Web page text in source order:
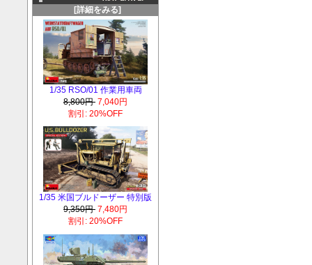
[詳細をみる]
1/35 RSO/01 作業用車両
8,800円 7,040円
割引: 20%OFF
1/35 米国ブルドーザー 特別版
9,350円 7,480円
割引: 20%OFF